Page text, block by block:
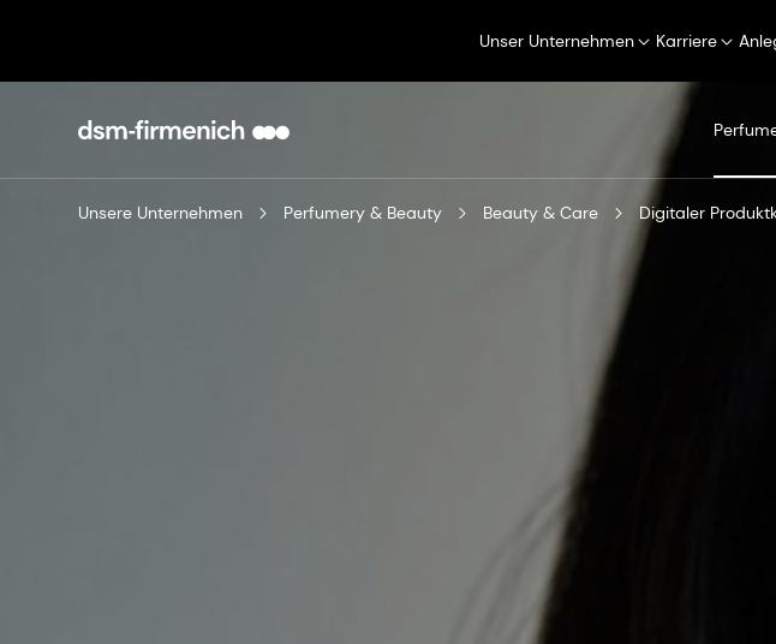
Unser Unternehmen Karriere
Unsere Unternehmen Perfumery & Beauty Beauty & Care Digitaler